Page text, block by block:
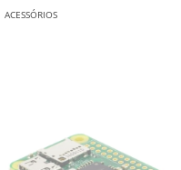
ACESSÓRIOS